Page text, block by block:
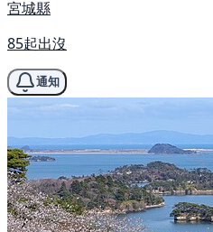
宮城縣
85起出沒
通知